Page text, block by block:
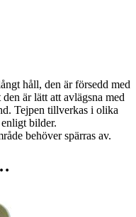
håll, den är försedd med
är lätt att avlägsna med
Tejpen tillverkas i olika
bilder.
behöver spärras av.